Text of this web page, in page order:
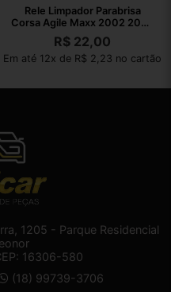
Rele Limpador Parabrisa
Corsa Agile Maxx 2002 2003
A 2010
R$ 22,00
Em até 12x de R$ 2,23 no cartão
1205 - Parque Residencial
16306-580
(18) 99739-3706